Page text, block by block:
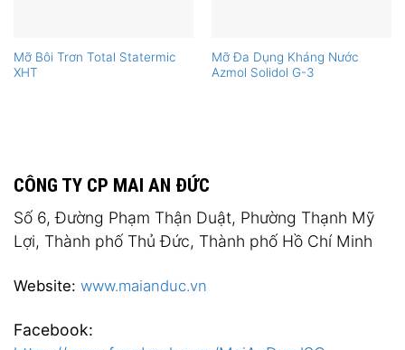
Mỡ Bôi Trơn Total Statermic
XHT
Mỡ Đa Dụng Kháng Nước
Azmol Solidol G-3
CÔNG TY CP MAI AN ĐỨC
Số 6, Đường Phạm Thận Duật, Phường Thạnh Mỹ
Lợi, Thành phố Thủ Đức, Thành phố Hồ Chí Minh
Website: www.maianduc.vn
Facebook: